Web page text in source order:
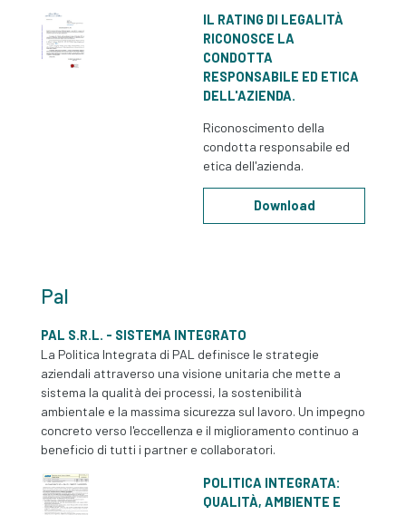
IL RATING DI LEGALITÀ
RICONOSCE LA
CONDOTTA
RESPONSABILE ED ETICA
DELL'AZIENDA.
Riconoscimento della
condotta responsabile ed
etica dell'azienda.
Download
Pal
PAL S.R.L. - SISTEMA INTEGRATO
La Politica Integrata di PAL definisce le strategie
aziendali attraverso una visione unitaria che mette a
sistema la qualità dei processi, la sostenibilità
ambientale e la massima sicurezza sul lavoro. Un impegno
concreto verso l'eccellenza e il miglioramento continuo a
beneficio di tutti i partner e collaboratori.
POLITICA INTEGRATA:
QUALITÀ, AMBIENTE E